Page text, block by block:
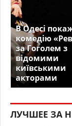
В Одесі
комедію
за Гоголем з
відомими
київськими
акторами
ЛУЧШЕЕ ЗА